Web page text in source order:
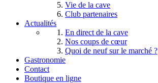
Vie de la cave
Club partenaires
Actualités
En direct de la cave
Nos coups de cœur
Quoi de neuf sur le marché ?
Gastronomie
Contact
Boutique en ligne